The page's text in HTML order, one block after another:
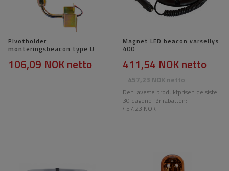
Pivotholder
monteringsbeacon type U
106,09 NOKnetto
Magnet LED beacon varsellys
400
457,23 NOKnetto
411,54 NOKnetto
Den laveste produktprisen de siste
30 dagene før rabatten:
457,23 NOK